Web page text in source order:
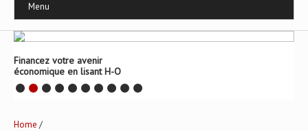
Menu
Financez votre avenir
économique en lisant H-O
Home /